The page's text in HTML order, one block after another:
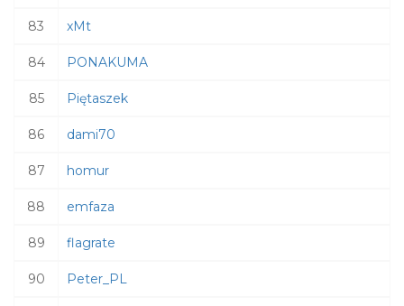
83 xMt
84 PONAKUMA
85 Piętaszek
86 dami70
87 homur
88 emfaza
89 flagrate
90 Peter_PL